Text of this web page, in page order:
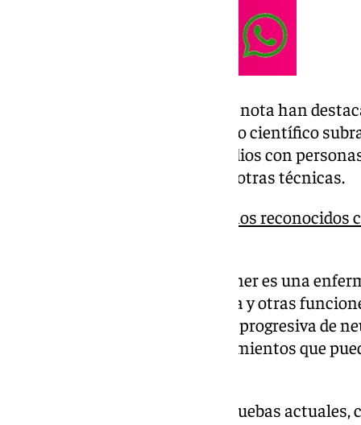
En este sentido, a través de una nota han
«son muy alentadores», el equipo científico
validar estos hallazgos en estudios con
clínica y complementarlos con otras técnicas.
Dos investigadores sevillanos reconocidos
Según han recordado, el alzhéimer es una
afecta gravemente a la memoria y otras
avanza, se produce una pérdida progresiva de
crucial para poder aplicar tratamientos que
Pero, según han indicado, las pruebas